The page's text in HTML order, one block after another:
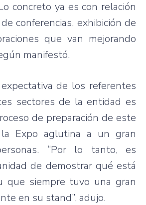
concreto ya es con relación
deconferencias, exhibición de
que van mejorando
manifestó.
expectativa de los referentes
sectores de laentidad es
de preparación de este
la Expo aglutina a un gran
“Porlo tanto, es
de demostrar qué está
que siempre tuvo una gran
en su stand”, adujo.